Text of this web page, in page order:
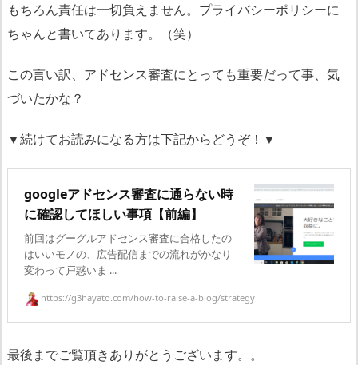
もちろん責任は一切負えません。プライバシーポリシーに
ちゃんと書いてあります。（笑）
この言い訳、アドセンス審査にとっても重要だって事、気
づいたかな？
▼続けてお読みになる方は下記からどうぞ！▼
googleアドセンス審査に通らない時
に確認してほしい事項【前編】
前回はグーグルアドセンス審査に合格したの
はいいモノの、広告配信までの流れがかなり
変わって戸惑いま ...
https://g3hayato.com/how-to-raise-a-blog/strategy
最後までご覧頂きありがとうございます。。